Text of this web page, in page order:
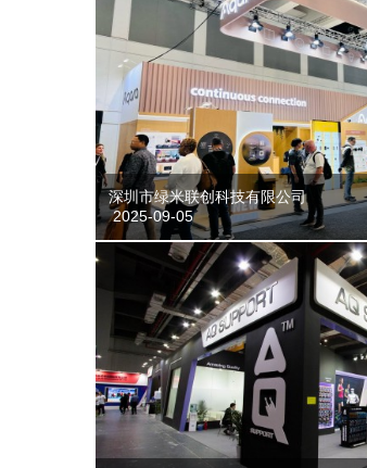
深圳市绿米联创科技有限公司
2025-09-05